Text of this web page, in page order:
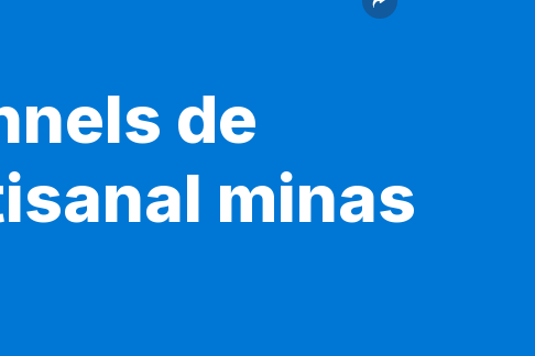
de
minas